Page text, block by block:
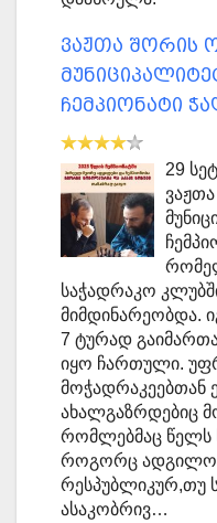
ვაჟთა შორის
ჩემპიონატი
29
საჭადრაკო
მიმდინარეობდა.
7 ტურად
იყო ჩართული.
მოჭადრაკეებთან
ახალგაზრდებიც
რომლებმაც წელს
როგორც
რესპუბლიკურ,თუ
ასაკობრივ…